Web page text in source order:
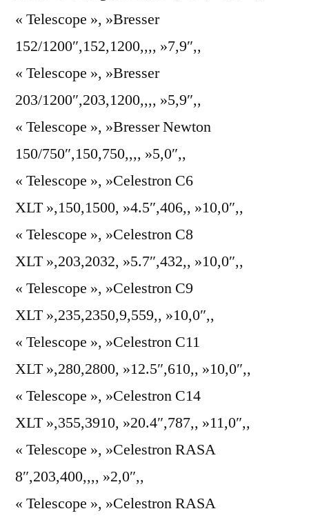
« Telescope », »Bresser
152/1200″,152,1200,,,, »7,9″,,
« Telescope », »Bresser
203/1200″,203,1200,,,, »5,9″,,
« Telescope », »Bresser Newton
150/750″,150,750,,,, »5,0″,,
« Telescope », »Celestron C6
XLT »,150,1500, »4.5″,406,, »10,0″,,
« Telescope », »Celestron C8
XLT »,203,2032, »5.7″,432,, »10,0″,,
« Telescope », »Celestron C9
XLT »,235,2350,9,559,, »10,0″,,
« Telescope », »Celestron C11
XLT »,280,2800, »12.5″,610,, »10,0″,,
« Telescope », »Celestron C14
XLT »,355,3910, »20.4″,787,, »11,0″,,
« Telescope », »Celestron RASA
8″,203,400,,,, »2,0″,,
« Telescope », »Celestron RASA